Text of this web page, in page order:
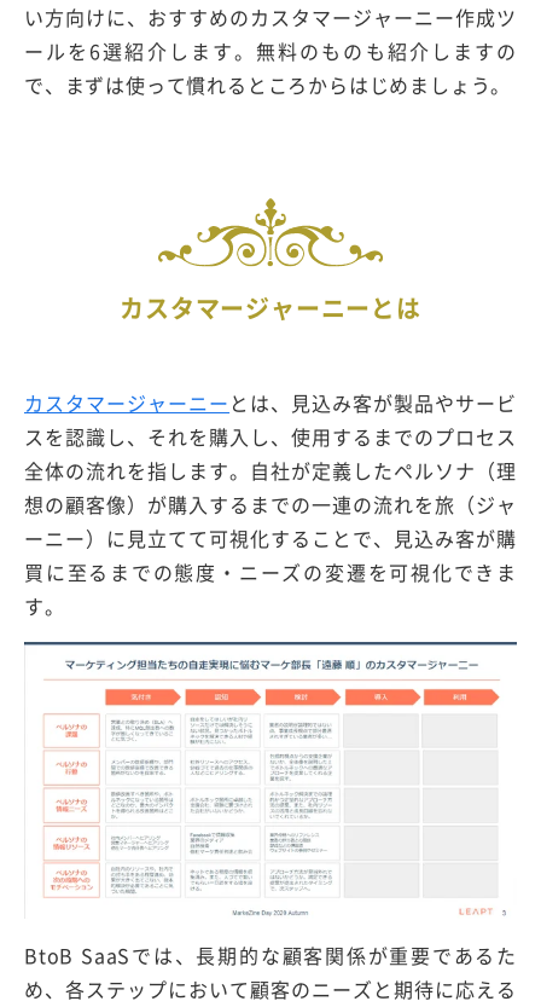
い方向けに、おすすめのカスタマージャーニー作成ツ
ールを6選紹介します。無料のものも紹介しますの
で、まずは使って慣れるところからはじめましょう。
カスタマージャーニーとは
カスタマージャーニー とは、見込み客が製品やサービ
スを認識し、それを購入し、使用するまでのプロセス
全体の流れを指します。自社が定義したペルソナ（理
想の顧客像）が購入するまでの一連の流れを旅（ジャ
ーニー）に見立てて可視化することで、見込み客が購
買に至るまでの態度・ニーズの変遷を可視化できま
す。
BtoB SaaSでは、長期的な顧客関係が重要であるた
め、各ステップにおいて顧客のニーズと期待に応える